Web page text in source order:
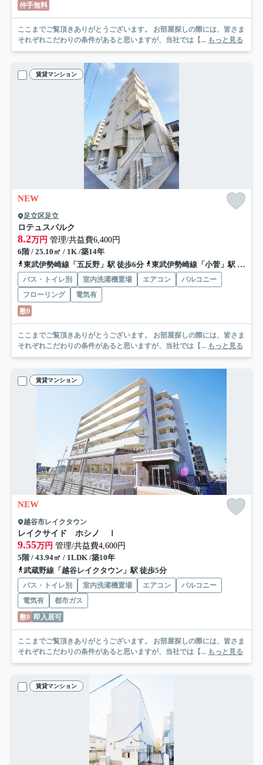
仲手無料
ここまでご覧頂きありがとうございます。 お部屋探しの際には、皆さま
それぞれこだわりの条件があると思いますが、当社では【... もっと見る
賃貸マンション
NEW
足立区足立
ロテュスパルク
8.2万円 管理/共益費6,400円
6階 / 25.10㎡ / 1K /築14年
東武伊勢崎線「五反野」駅 徒歩6分
東武伊勢崎線「小菅」駅 徒歩11分
バス・トイレ別 室内洗濯機置場 エアコン
バルコニー
フローリング
電気有
敷0
ここまでご覧頂きありがとうございます。 お部屋探しの際には、皆さま
それぞれこだわりの条件があると思いますが、当社では【... もっと見る
賃貸マンション
NEW
越谷市レイクタウン
レイクサイド ホシノ Ⅰ
9.55万円 管理/共益費4,600円
5階 / 43.94㎡ / 1LDK /築10年
武蔵野線「越谷レイクタウン」駅 徒歩5分
バス・トイレ別 室内洗濯機置場 エアコン
バルコニー
電気有
都市ガス
敷0 即入居可
ここまでご覧頂きありがとうございます。 お部屋探しの際には、皆さま
それぞれこだわりの条件があると思いますが、当社では【... もっと見る
賃貸マンション